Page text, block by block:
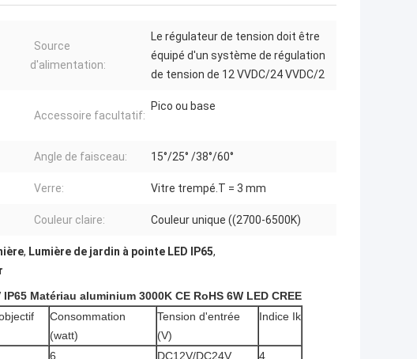
Source
d'alimentation:
Le régulateur de tension doit être
équipé d'un système de régulation
de tension de 12 VVDC/24 VVDC/2
Accessoire facultatif:
Pico ou base
Angle de faisceau: 15°/25° /38°/60°
Verre: Vitre trempé.T = 3 mm
Couleur claire: Couleur unique ((2700-6500K)
, Lumière de jardin à pointe LED IP65,
Matériau aluminium 3000K CE RoHS 6W LED CREE
Consommation
(watt)
Tension d'entrée
(V)
Indice Ik
6 DC12V/DC24V
4